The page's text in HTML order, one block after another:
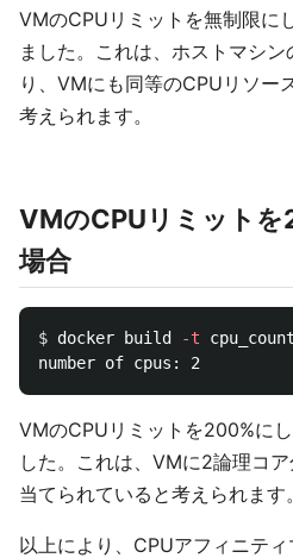
VMのCPUリミットを無制限に
ました。これは、ホストマシ
り、VMにも同等のCPUリソー
考えられます。
VMのCPUリミットを
場合
$ docker build -t
VMのCPUリミットを200%に
した。これは、VMに2論理コ
当てられていると考えられます。
以上により、CPUアフィニテ